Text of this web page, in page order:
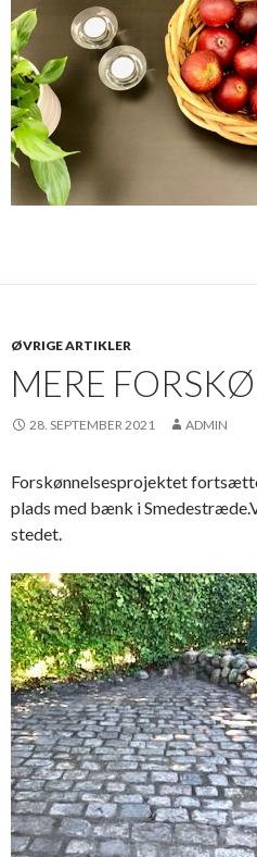
ØVRIGE ARTIKLER
MERE
28. SEPTEMBER 2021 ADMIN
Forskønnelsesprojektet
plads med bænk i
stedet.